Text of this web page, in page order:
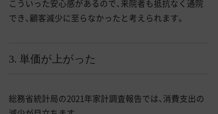
こういった安心感があるので、来院者も抵抗なく通院
でき、顧客減少に至らなかったと考えられます。
3. 単価が上がった
総務省統計局の2021年家計調査報告では、消費支出の